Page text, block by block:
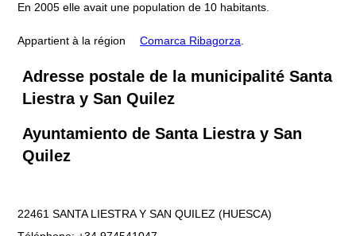
En 2005 elle avait une population de 10 habitants.
Appartient à la région Comarca Ribagorza
Adresse postale de la municipalité Santa
Liestra y San Quilez
Ayuntamiento de Santa Liestra y San
Quilez
22461 SANTA LIESTRA Y SAN QUILEZ (HUESCA)